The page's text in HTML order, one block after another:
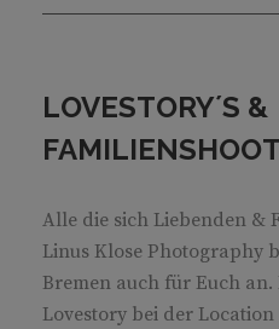
LOVESTORY´S &
Alle die sich Liebenden &
Linus Klose Photography
Bremen auch für Euch
Lovestory bei der Location